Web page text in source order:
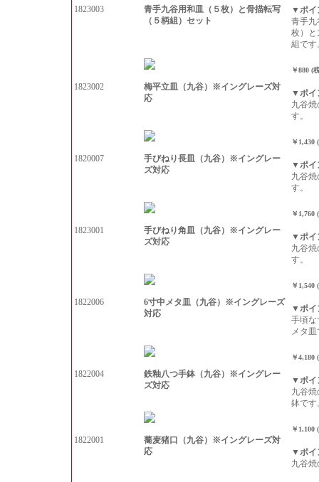
1823003
青手九谷用和皿（５枚）と骨描転写
（５柄組）セット
▼ポイ
青手九
枚）と
組です
1823002
梅平立皿（九谷）※イングレーズ対
応
￥880 (
▼ポイ
九谷
す。
1820007
手びねり長皿（九谷）※イングレー
ズ対応
￥1,430
▼ポイ
九谷
す。
1823001
手びねり角皿（九谷）※イングレー
ズ対応
￥1,760
▼ポイ
九谷
す。
1822006
6寸中メタ皿（九谷）※イングレーズ
対応
￥1,540
▼ポイ
手頃な
メタ
1822004
鉄釉八つ手鉢（九谷）※イングレー
ズ対応
￥4,180
▼ポイ
九谷
鉢です
1822001
蕎麦猪口（九谷）※イングレーズ対
応
￥1,100
▼ポイ
九谷